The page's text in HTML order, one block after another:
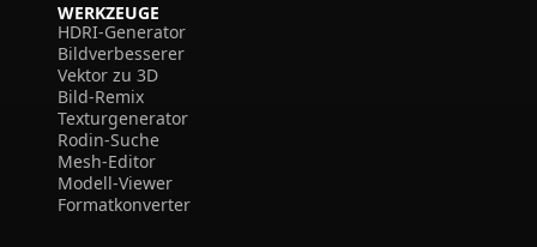
WERKZEUGE
HDRI-Generator
Bildverbesserer
Vektor zu 3D
Bild-Remix
Texturgenerator
Rodin-Suche
Mesh-Editor
Modell-Viewer
Formatkonverter